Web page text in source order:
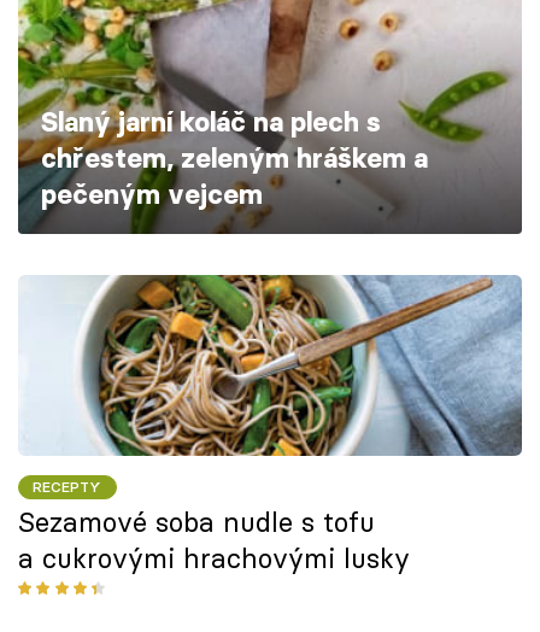
Škola vaření
Recepty z TV
Speciál: Cuketa
Těhotnej kuchař
Přihlášení
Sledujte nás
Slaný jarní koláč na plech s
chřestem, zeleným hráškem a
pečeným vejcem
RECEPTY
Sezamové soba nudle s tofu
a cukrovými hrachovými lusky